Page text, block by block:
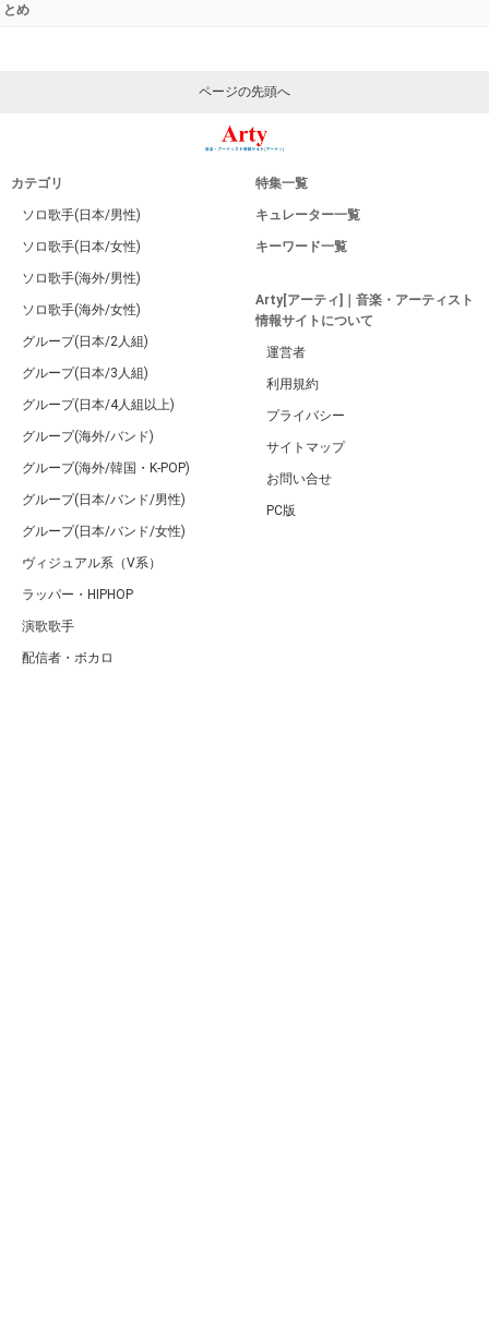
とめ
ページの先頭へ
カテゴリ
ソロ歌手(日本/男性)
ソロ歌手(日本/女性)
ソロ歌手(海外/男性)
ソロ歌手(海外/女性)
グループ(日本/2人組)
グループ(日本/3人組)
グループ(日本/4人組以上)
グループ(海外/バンド)
グループ(海外/韓国・K-POP)
グループ(日本/バンド/男性)
グループ(日本/バンド/女性)
ヴィジュアル系（V系）
ラッパー・HIPHOP
演歌歌手
配信者・ボカロ
特集一覧
キュレーター一覧
キーワード一覧
Arty[アーティ]｜音楽・アーティスト
情報サイトについて
運営者
利用規約
プライバシー
サイトマップ
お問い合せ
PC版